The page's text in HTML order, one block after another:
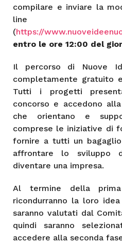
compilare e inviare la
line
(https://
entro le ore 12:00 del
Il percorso di Nuove
completamente gratuito
Tutti i progetti
concorso e accedono
che orientano e
comprese le iniziative di
fornire a tutti un
affrontare lo sviluppo
diventare una impresa.
Al termine della
ricondurranno la loro
saranno valutati dal
quindi saranno
accedere alla seconda